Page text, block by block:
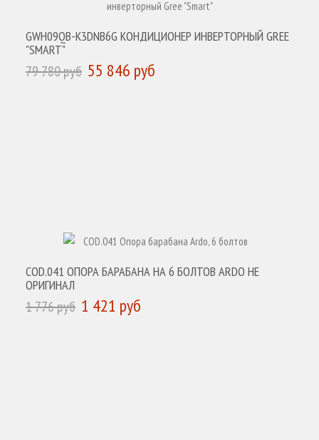
GWH09QB-K3DNB6G КОНДИЦИОНЕР ИНВЕРТОРНЫЙ GREE
"SMART"
79 780 руб 55 846 руб
COD.041 ОПОРА БАРАБАНА НА 6 БОЛТОВ ARDO НЕ
ОРИГИНАЛ
1 776 руб 1 421 руб